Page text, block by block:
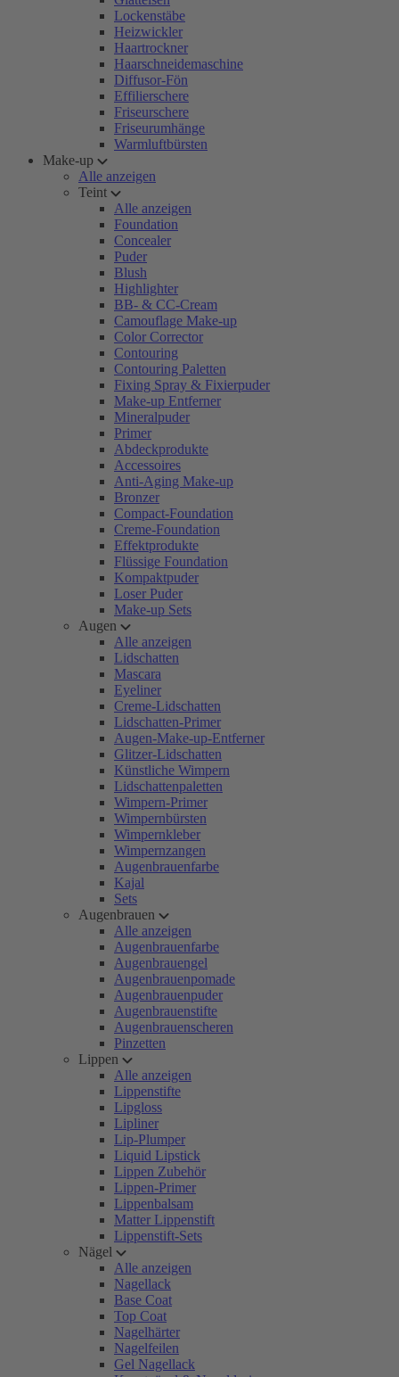
Lockenstäbe
Heizwickler
Haartrockner
Haarschneidemaschine
Diffusor-Fön
Effilierschere
Friseurschere
Friseurumhänge
Warmluftbürsten
Make-up
Alle anzeigen
Teint
Alle anzeigen
Foundation
Concealer
Puder
Blush
Highlighter
BB- & CC-Cream
Camouflage Make-up
Color Corrector
Contouring
Contouring Paletten
Fixing Spray & Fixierpuder
Make-up Entferner
Mineralpuder
Primer
Abdeckprodukte
Accessoires
Anti-Aging Make-up
Bronzer
Compact-Foundation
Creme-Foundation
Effektprodukte
Flüssige Foundation
Kompaktpuder
Loser Puder
Make-up Sets
Augen
Alle anzeigen
Lidschatten
Mascara
Eyeliner
Creme-Lidschatten
Lidschatten-Primer
Augen-Make-up-Entferner
Glitzer-Lidschatten
Künstliche Wimpern
Lidschattenpaletten
Wimpern-Primer
Wimpernbürsten
Wimpernkleber
Wimpernzangen
Augenbrauenfarbe
Kajal
Sets
Augenbrauen
Alle anzeigen
Augenbrauenfarbe
Augenbrauengel
Augenbrauenpomade
Augenbrauenpuder
Augenbrauenstifte
Augenbrauenscheren
Pinzetten
Lippen
Alle anzeigen
Lippenstifte
Lipgloss
Lipliner
Lip-Plumper
Liquid Lipstick
Lippen Zubehör
Lippen-Primer
Lippenbalsam
Matter Lippenstift
Lippenstift-Sets
Nägel
Alle anzeigen
Nagellack
Base Coat
Top Coat
Nagelhärter
Nagelfeilen
Gel Nagellack